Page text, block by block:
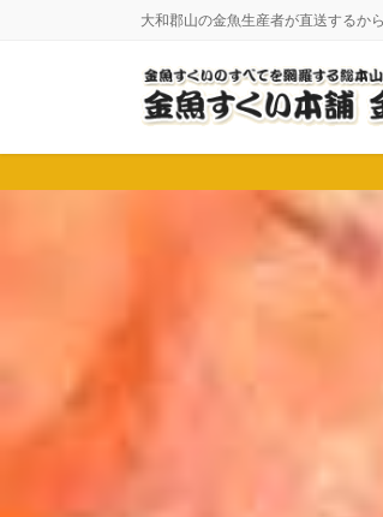
に
移
ョ
ン
大和郡山の金魚生産者が直送するか